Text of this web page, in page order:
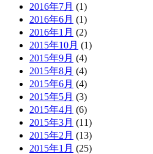
2016年7月 (1)
2016年6月 (1)
2016年1月 (2)
2015年10月 (1)
2015年9月 (4)
2015年8月 (4)
2015年6月 (4)
2015年5月 (3)
2015年4月 (6)
2015年3月 (11)
2015年2月 (13)
2015年1月 (25)